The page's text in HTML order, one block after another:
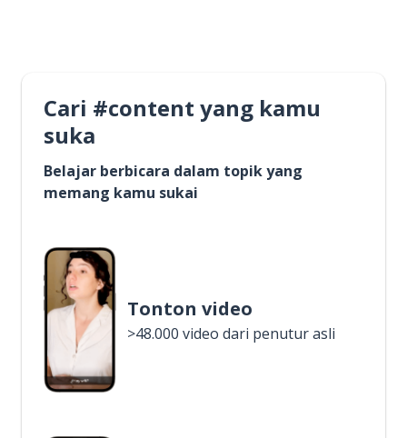
Cari #content yang kamu
suka
Belajar berbicara dalam topik yang
memang kamu sukai
Tonton video
>48.000 video dari penutur asli